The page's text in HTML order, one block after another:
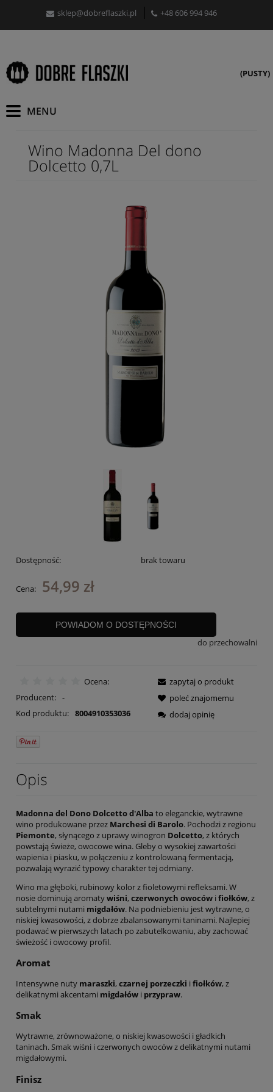
sklep@dobreflaszki.pl +48 606 994 946
(PUSTY)
Wino Madonna Del dono
Dolcetto 0,7L
Dostępność: brak towaru
Cena: 54,99 zł
POWIADOM O DOSTĘPNOŚCI
do przechowalni
Ocena:
Producent: -
Kod produktu: 8004910353036
zapytaj o produkt
poleć znajomemu
dodaj opinię
Opis
Madonna del Dono Dolcetto d'Alba to eleganckie, wytrawne
wino produkowane przez Marchesi di Barolo. Pochodzi z regionu
Piemonte, słynącego z uprawy winogron Dolcetto, z których
powstają świeże, owocowe wina. Gleby o wysokiej zawartości
wapienia i piasku, w połączeniu z kontrolowaną fermentacją,
pozwalają wyrazić typowy charakter tej odmiany.
Wino ma głęboki, rubinowy kolor z fioletowymi refleksami. W
nosie dominują aromatywiśni, czerwonych owoców i fiołków, z
subtelnymi nutami migdałów. Na podniebieniu jest wytrawne, o
niskiej kwasowości, z dobrze zbalansowanymi taninami. Najlepiej
podawać w pierwszych latach po zabutelkowaniu, aby zachować
świeżość i owocowy profil.
Aromat
Intensywne nuty maraszki, czarnej porzeczki i fiołków, z
delikatnymi akcentami migdałów i przypraw.
Smak
Wytrawne, zrównoważone, o niskiej kwasowości i gładkich
taninach. Smak wiśni i czerwonych owoców z delikatnymi nutami
migdałowymi.
Finisz